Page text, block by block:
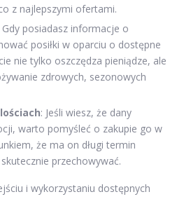
z najlepszymi ofertami.
Gdy posiadasz informacje o
posiłki w oparciu o dostępne
nie tylko oszczędza pieniądze, ale
zdrowych, sezonowych
: Jeśli wiesz, że dany
warto pomyśleć o zakupie go w
że ma on długi termin
przechowywać.
i wykorzystaniu dostępnych